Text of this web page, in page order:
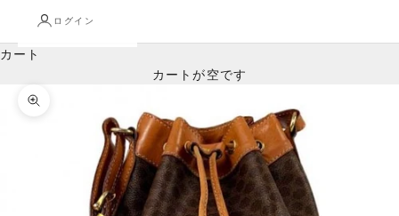
ログイン
カート
カートが空です
ズームイン